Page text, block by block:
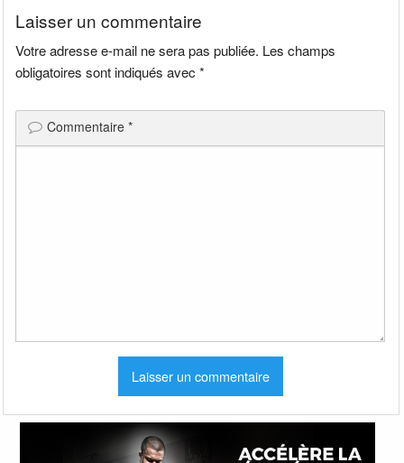
Laisser un commentaire
Votre adresse e-mail ne sera pas publiée. Les champs
obligatoires sont indiqués avec*
Commentaire*